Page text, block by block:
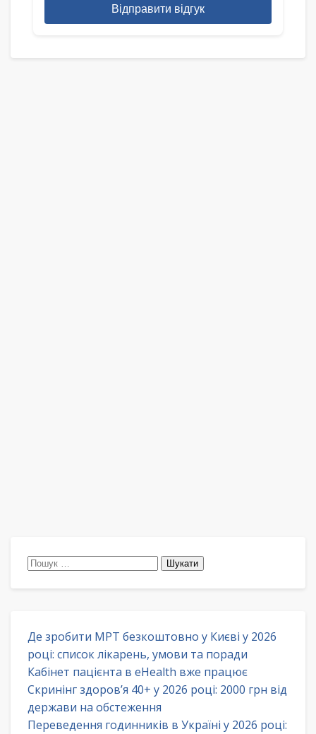
Відправити відгук
Пошук:
Де зробити МРТ безкоштовно у Києві у 2026
році: список лікарень, умови та поради
Кабінет пацієнта в eHealth вже працює
Скринінг здоров’я 40+ у 2026 році: 2000 грн від
держави на обстеження
Переведення годинників в Україні у 2026 році: